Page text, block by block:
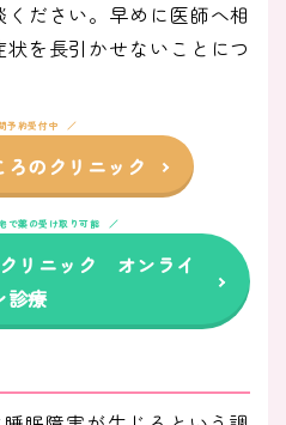
ださい。早めに医師へ相
を長引かせないことにつ
予約受付中
ろのクリニック
で薬の受け取り可能
リニック オンライ
診療